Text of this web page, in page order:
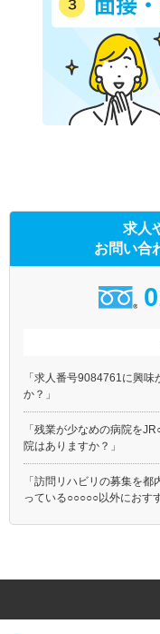
求人
お問い合
「求人番号9084761に興
か？」
「残業が少なめの病院を
院はありますか？」
「訪問リハビリの募集を
っている○○○○○以外におす